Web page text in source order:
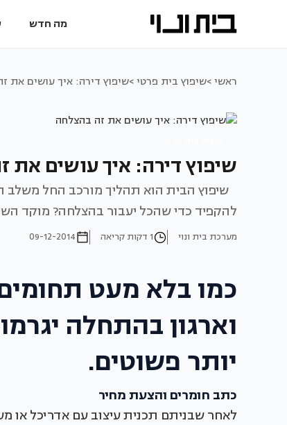
מה חדש
ראשי >שיפוץ בית פרטי >שיפוץ דירה: איך עושים את
שיפוץ דירה: איך עושים את
שיפוץ הבית הוא תהליך מורכב החל משלב
להקפיד כדי שהכל יעבור בהצלחה? מוקד
מערכת בית ונוי 1 דקות קריאה 09-12-2014
כמו בלא מעט
וארגון בהתחלה
יותר פשוטים.
כתב חומרים והצעת מחיר
לאחר שבניתם תכנית עיצוב עם אדריכל או